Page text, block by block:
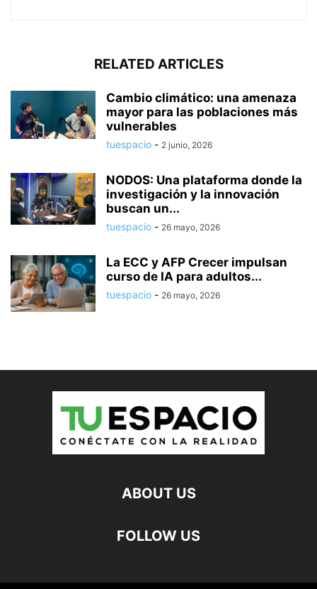
RELATED ARTICLES
Cambio climático: una amenaza
mayor para las poblaciones más
vulnerables
tuespacio - 2 junio, 2026
NODOS: Una plataforma donde la
investigación y la innovación
buscan un...
tuespacio - 26 mayo, 2026
La ECC y AFP Crecer impulsan
curso de IA para adultos...
tuespacio - 26 mayo, 2026
ABOUT US
FOLLOW US